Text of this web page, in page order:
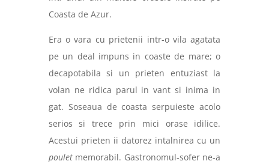
Coasta de Azur.
Era o vara cu prietenii intr-o vila agatata
pe un deal impuns in coaste de mare; o
decapotabila si un prieten entuziast la
volan ne ridica parul in vant si inima in
gat. Soseaua de coasta serpuieste acolo
serios si trece prin mici orase idilice.
Acestui prieten ii datorez intalnirea cu un
pouletmemorabil. Gastronomul-sofer ne-a